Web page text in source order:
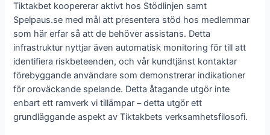
Tiktakbet koopererar aktivt hos Stödlinjen samt
Spelpaus.se med mål att presentera stöd hos medlemmar
som här erfar så att de behöver assistans. Detta
infrastruktur nyttjar även automatisk monitoring för till att
identifiera riskbeteenden, och vår kundtjänst kontaktar
förebyggande användare som demonstrerar indikationer
för oroväckande spelande. Detta åtagande utgör inte
enbart ett ramverk vi tillämpar – detta utgör ett
grundläggande aspekt av Tiktakbets verksamhetsfilosofi.